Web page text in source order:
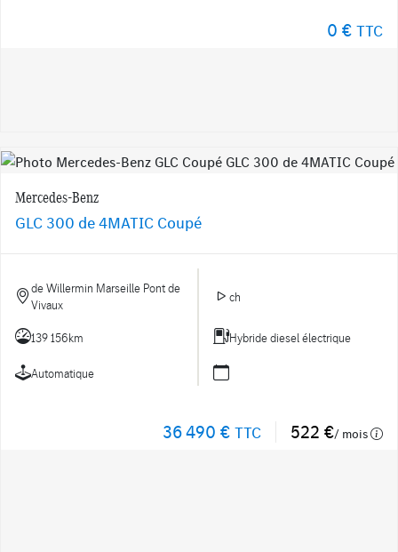
0 € TTC
Mercedes-Benz
GLC 300 de 4MATIC Coupé
de Willermin Marseille Pont de
Vivaux
ch
139 156km Hybride diesel électrique
Automatique
36 490 € TTC 522 €/ mois